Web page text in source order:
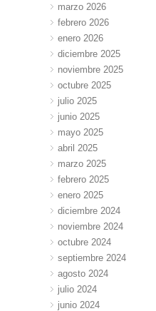
marzo 2026
febrero 2026
enero 2026
diciembre 2025
noviembre 2025
octubre 2025
julio 2025
junio 2025
mayo 2025
abril 2025
marzo 2025
febrero 2025
enero 2025
diciembre 2024
noviembre 2024
octubre 2024
septiembre 2024
agosto 2024
julio 2024
junio 2024